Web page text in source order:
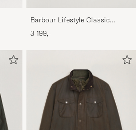
Barbour Lifestyle Classic
Beaufort Jacket Olive
3 199,-